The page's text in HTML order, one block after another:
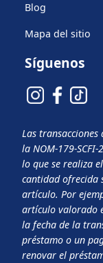
Blog
Mapa del sitio
Síguenos
Las
la NOM-179-
lo que se realiza
cantidad ofrecida
artículo. Por
artículo valorado
la fecha de la
préstamo o un
renovar el